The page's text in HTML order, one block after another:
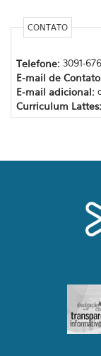
CONTATO
Telefone: 3091-
E-mail de
E-mail adicional:
Curriculum Lattes: